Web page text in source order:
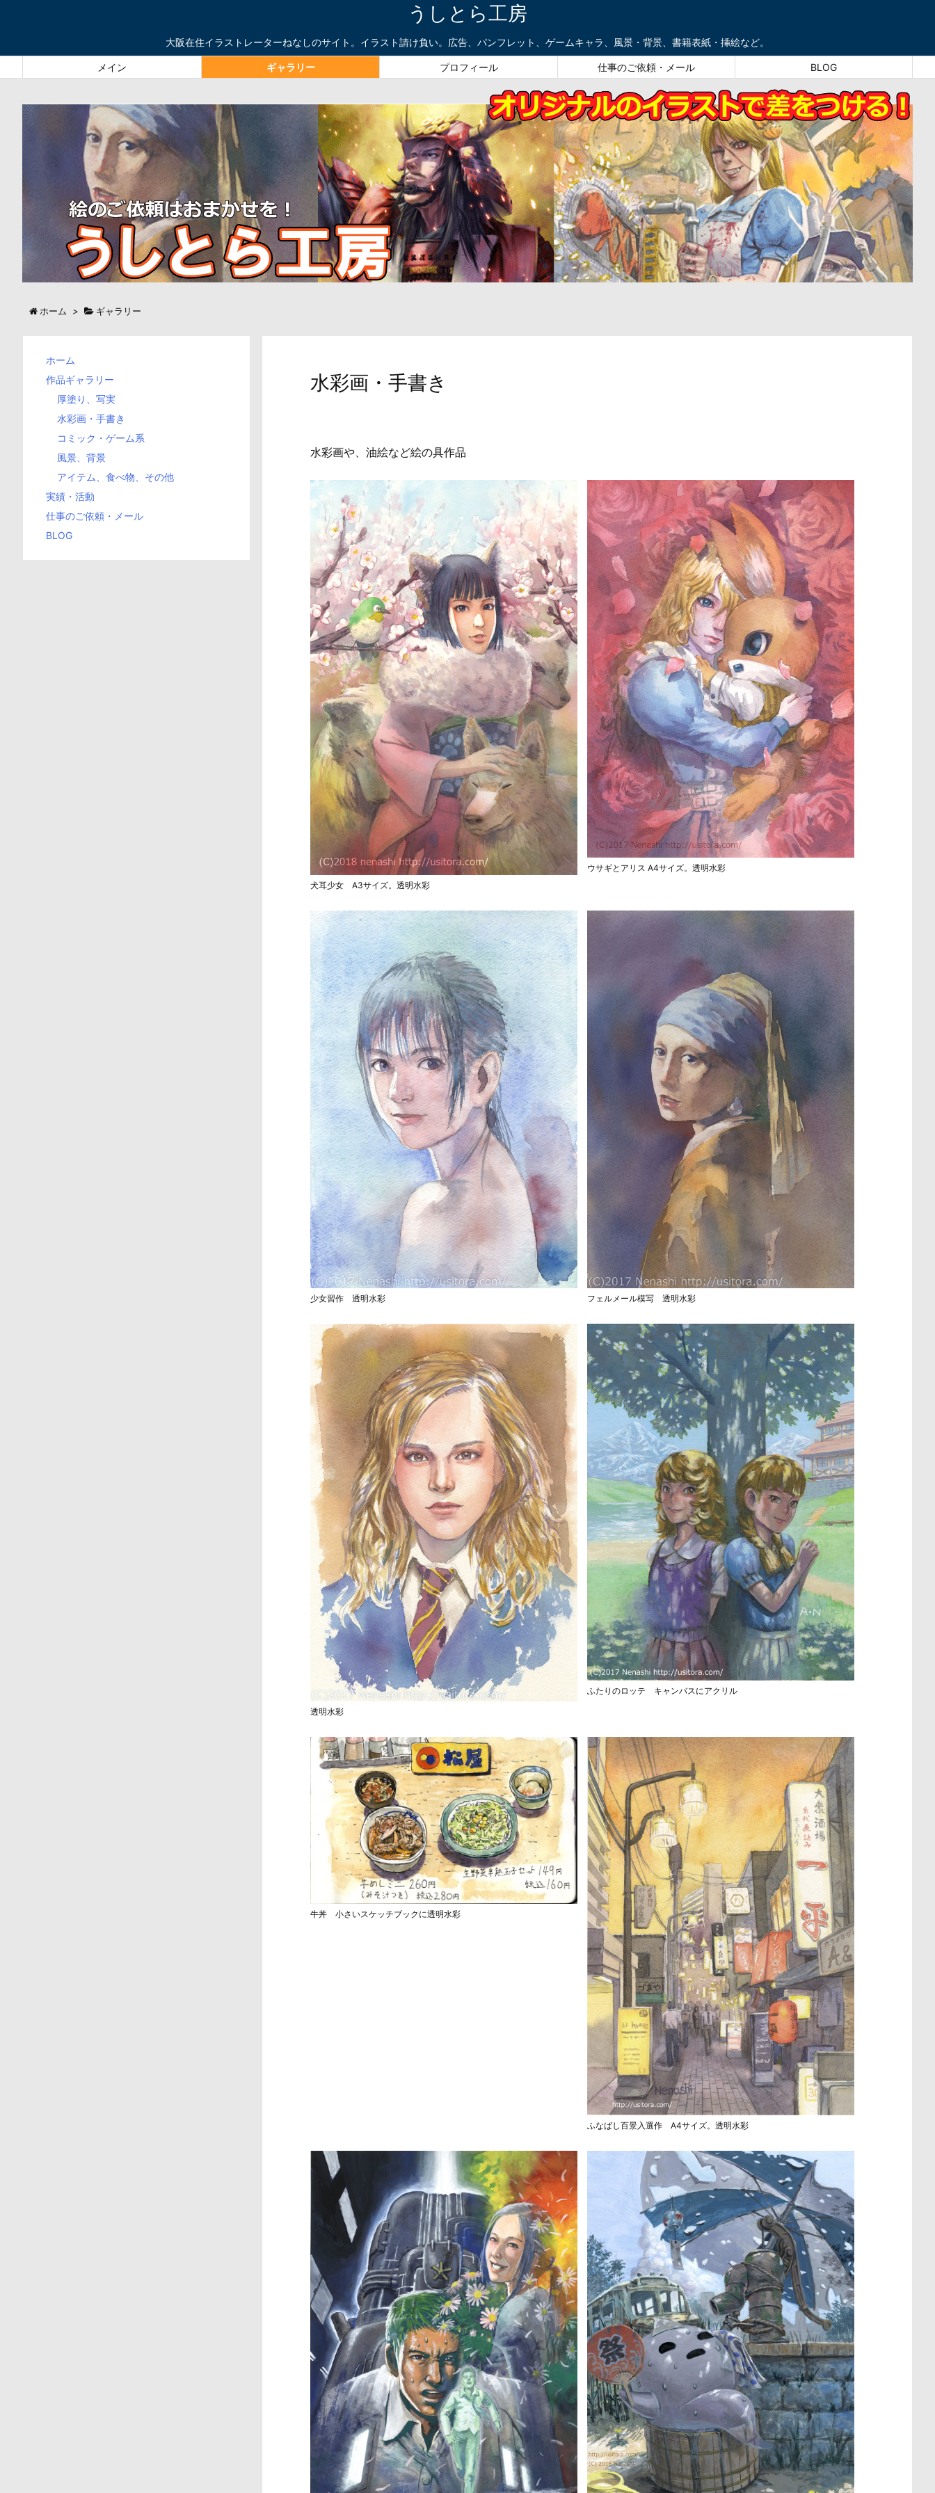
うしとら工房
大阪在住イラストレーターねなしのサイト。イラスト請け負い。広告、パンフレット、ゲームキャラ、風景・背景、書籍表紙・挿絵など。
メイン ギャラリー プロフィール 仕事のご依頼・メール BLOG
ホーム > ギャラリー
水彩画・手書き
水彩画や、油絵など絵の具作品
犬耳少女 A3サイズ。透明水彩
ウサギとアリス A4サイズ。透明水彩
少女習作 透明水彩 フェルメール模写 透明水彩
透明水彩
ふたりのロッテ キャンバスにアクリル
牛丼 小さいスケッチブックに透明水彩
ふなばし百景入選作 A4サイズ。透明水彩
ホーム
作品ギャラリー
厚塗り、写実
水彩画・手書き
コミック・ゲーム系
風景、背景
アイテム、食べ物、その他
実績・活動
仕事のご依頼・メール
BLOG